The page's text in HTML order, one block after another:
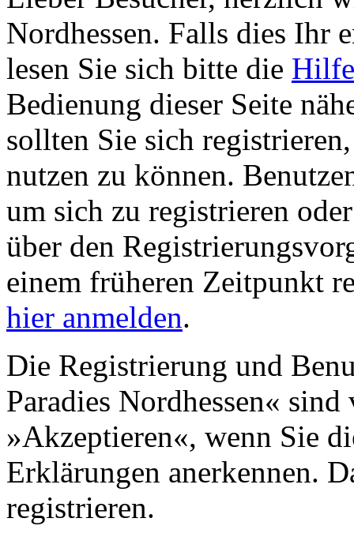
Nordhessen. Falls dies Ihr
lesen Sie sich bitte die Hilfe
Bedienung dieser Seite
sollten Sie sich
nutzen zu können.
um sich zu registrieren
über den
einem früheren Zeitpunkt
hier anmelden.
Die Registrierung und
Paradies Nordhessen«
»Akzeptieren«, wenn Sie
Erklärungen anerkennen.
registrieren.